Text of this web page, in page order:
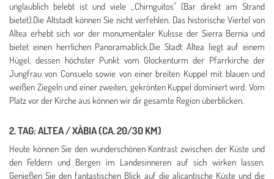
unglaublich belebt ist und viele ,,Chirnguitos" (Bar direkt am Strand
bietet).Die Altstadt können Sie nicht verfehlen. Das historische Viertel von
Altea erhebt sich vor der monumentaler Kulisse der Sierra Bernia und
bietet einen herrlichen Panoramablick.Die Stadt Altea liegt auf einem
Hügel, dessen höchster Punkt vom Glockenturm der Pfarrkirche der
Jungfrau von Consuelo sowie von einer breiten Kuppel mit blauen und
weißen Ziegeln und einer zweiten, gekrönten Kuppel dominiert wird. Vom
Platz vor der Kirche aus können wir dir gesamte Region überblicken.
2. TAG: ALTEA / XÀBIA (CA. 20/30 KM)
Heute können Sie den wunderschönen Kontrast zwischen der Küste und
den Feldern und Bergen im Landesinneren auf sich wirken lassen.
Genießen Sie den fantastischen Blick auf die alicantische Küste und die